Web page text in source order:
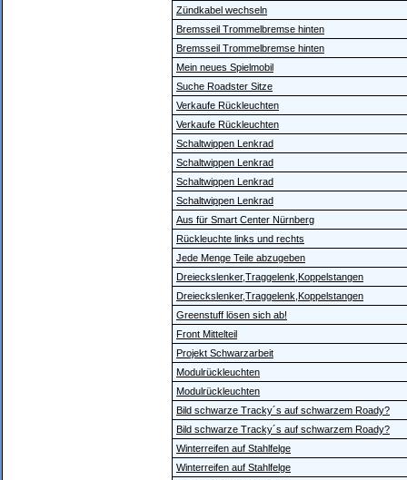
Zündkabel wechseln
Bremsseil Trommelbremse hinten
Bremsseil Trommelbremse hinten
Mein neues Spielmobil
Suche Roadster Sitze
Verkaufe Rückleuchten
Verkaufe Rückleuchten
Schaltwippen Lenkrad
Schaltwippen Lenkrad
Schaltwippen Lenkrad
Schaltwippen Lenkrad
Aus für Smart Center Nürnberg
Rückleuchte links und rechts
Jede Menge Teile abzugeben
Dreieckslenker,Traggelenk,Koppelstangen
Dreieckslenker,Traggelenk,Koppelstangen
Greenstuff lösen sich ab!
Front Mittelteil
Projekt Schwarzarbeit
Modulrückleuchten
Modulrückleuchten
Bild schwarze Tracky´s auf schwarzem Roady?
Bild schwarze Tracky´s auf schwarzem Roady?
Winterreifen auf Stahlfelge
Winterreifen auf Stahlfelge